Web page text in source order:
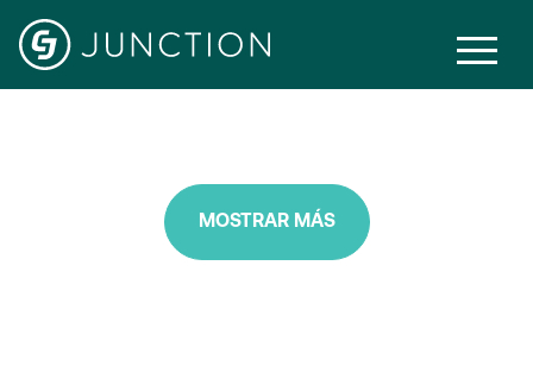
Incrementality
MOSTRAR MÁS